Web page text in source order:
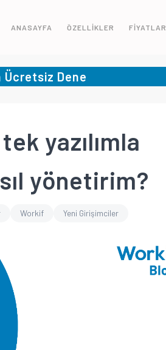
ANASAYFA ÖZELLİKLER FİYATLAR
Ücretsiz Dene
yazılımla
yönetirim?
Workif Yeni Girişimciler